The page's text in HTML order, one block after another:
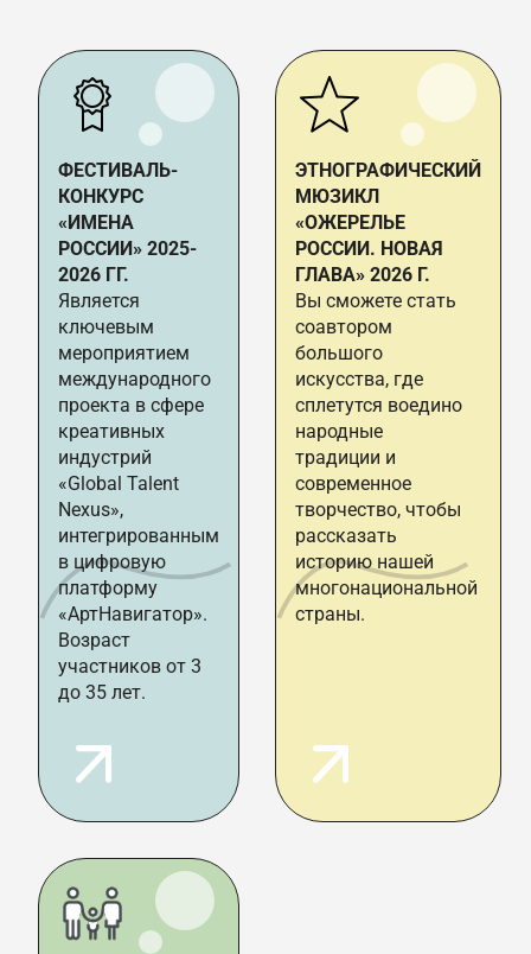
ФЕСТИВАЛЬ-
КОНКУРС
«ИМЕНА
РОССИИ» 2025-
2026 ГГ.
Является
ключевым
мероприятием
международного
проекта в сфере
креативных
индустрий
«Global Talent
Nexus»,
интегрированным
в цифровую
платформу
«АртНавигатор».
Возраст
участников от 3
до 35 лет.
ЭТНОГРАФИЧЕСКИЙ
МЮЗИКЛ
«ОЖЕРЕЛЬЕ
РОССИИ. НОВАЯ
ГЛАВА» 2026 Г.
Вы сможете стать
соавтором
большого
искусства, где
сплетутся воедино
народные
традиции и
современное
творчество, чтобы
рассказать
историю нашей
многонациональной
страны.